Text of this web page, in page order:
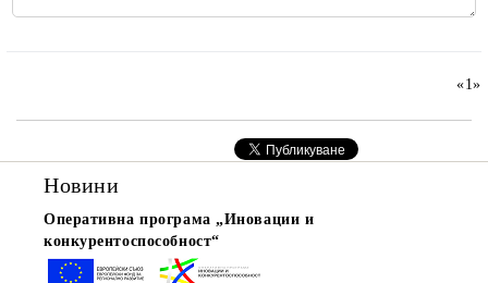
«1»
Новини
Оперативна програма „Иновации и
конкурентоспособност“